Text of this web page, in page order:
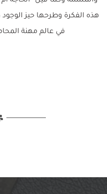
هذه الفكرة وطرحها حيز الوجود
في عالم مهنة